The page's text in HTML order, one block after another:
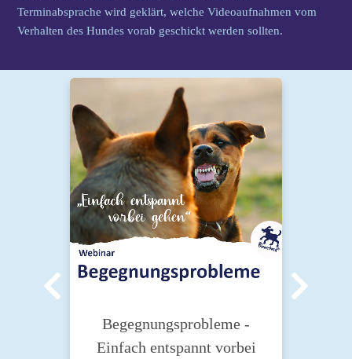
Terminabsprache wird geklärt, welche Videoaufnahmen vom
Verhalten des Hundes vorab geschickt werden sollten.
Begegnungsprobleme -
Einfach entspannt vorbei